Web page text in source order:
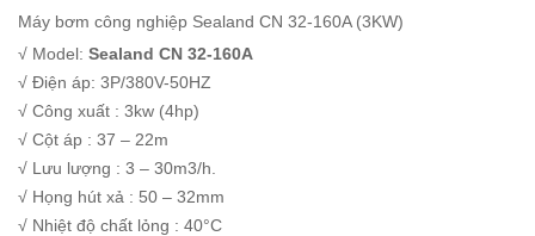
Máy bơm công nghiệp Sealand CN 32-160A (3KW)
√ Model: Sealand CN 32-160A
√ Điện áp: 3P/380V-50HZ
√ Công xuất : 3kw (4hp)
√ Cột áp : 37 – 22m
√ Lưu lượng : 3 – 30m3/h.
√ Họng hút xả : 50 – 32mm
√ Nhiệt độ chất lỏng : 40°C